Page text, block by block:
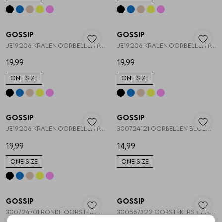
1/2
Gossip
JE19206 KRALEN OORBELLEN PAREL EN HARTJE
19,99
ONE SIZE
1/2
Gossip
JE19206 KRALEN OORBELLEN PAREL EN HARTJE
19,99
ONE SIZE
1/2
Gossip
JE19206 KRALEN OORBELLEN PAREL EN HARTJE
19,99
ONE SIZE
1/2
Gossip
14,99
ONE SIZE
1/2
Gossip 1/1
Gossip